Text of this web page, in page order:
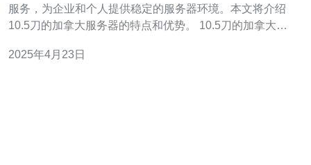
服务，为企业和个人提供稳定的服务器环境。本文将介绍
10.5刀的加拿大服务器的特点和优势。 10.5刀的加拿大服
大量的网络请求。 稳定可靠：服务器提供99.9%的可用性
2025年4月23日